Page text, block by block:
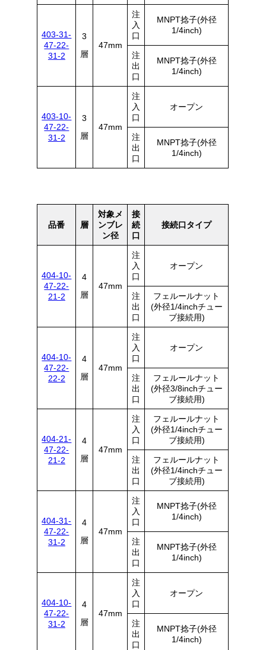
403-31-
47-22-
31-2
3
層
47mm
注
入
口
MNPT捻子(外径
1/4inch)
注
出
口
MNPT捻子(外径
1/4inch)
403-10-
47-22-
31-2
3
層
47mm
注
入
口
オープン
注
出
口
MNPT捻子(外径
1/4inch)
品番 層
対象メ
ンブレ
ン径
接
続
口
接続口タイプ
404-10-
47-22-
21-2
4
層
47mm
注
入
口
オープン
注
出
口
フェルールナット
(外径1/4inchチュー
ブ接続用)
404-10-
47-22-
22-2
4
層
47mm
注
入
口
オープン
注
出
口
フェルールナット
(外径3/8inchチュー
ブ接続用)
404-21-
47-22-
21-2
4
層
47mm
注
入
口
フェルールナット
(外径1/4inchチュー
ブ接続用)
注
出
口
フェルールナット
(外径1/4inchチュー
ブ接続用)
404-31-
47-22-
31-2
4
層
47mm
注
入
口
MNPT捻子(外径
1/4inch)
注
出
口
MNPT捻子(外径
1/4inch)
404-10-
47-22-
31-2
4
層
47mm
注
入
口
オープン
注
出
口
MNPT捻子(外径
1/4inch)